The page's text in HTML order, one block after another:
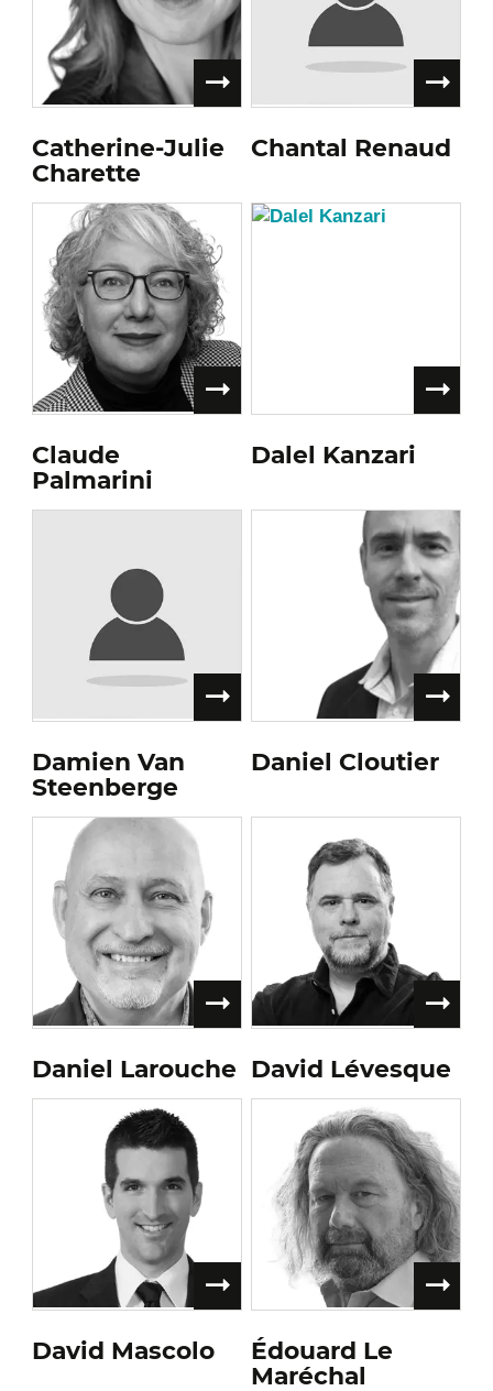
Catherine-Julie
Charette
Chantal Renaud
Claude
Palmarini
Dalel Kanzari
Damien Van
Steenberge
Daniel Cloutier
Daniel Larouche David Lévesque
David Mascolo
Édouard Le
Maréchal